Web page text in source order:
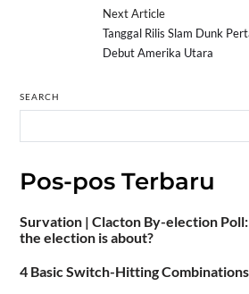
Next Article
Tanggal Rilis Slam Dunk
Debut Amerika Utara
SEARCH
Pos-pos Terbaru
Survation | Clacton By-election
the election is about?
4 Basic Switch-Hitting